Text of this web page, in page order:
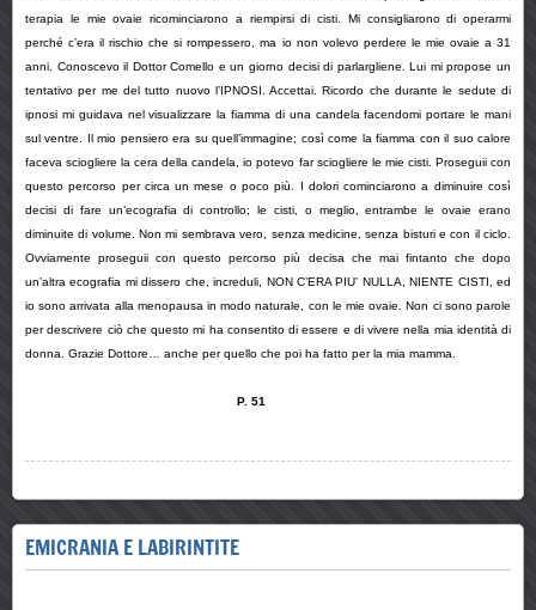
terapia le mie ovaie ricominciarono a riempirsi di cisti. Mi consigliarono di operarmi
perché c’era il rischio che si rompessero, ma io non volevo perdere le mie ovaie a 31
anni. Conoscevo il Dottor Comello e un giorno decisi di parlargliene. Lui mi propose un
tentativo per me del tutto nuovo l’IPNOSI. Accettai. Ricordo che durante le sedute di
ipnosi mi guidava nel visualizzare la fiamma di una candela facendomi portare le mani
sul ventre. Il mio pensiero era su quell’immagine; così come la fiamma con il suo calore
faceva sciogliere la cera della candela, io potevo far sciogliere le mie cisti. Proseguii con
questo percorso per circa un mese o poco più. I dolori cominciarono a diminuire così
decisi di fare un’ecografia di controllo; le cisti, o meglio, entrambe le ovaie erano
diminuite di volume. Non mi sembrava vero, senza medicine, senza bisturi e con il ciclo.
Ovviamente proseguii con questo percorso più decisa che mai fintanto che dopo
un’altra ecografia mi dissero che, increduli, NON C’ERA PIU’ NULLA, NIENTE CISTI, ed
io sono arrivata alla menopausa in modo naturale, con le mie ovaie. Non ci sono parole
per descrivere ciò che questo mi ha consentito di essere e di vivere nella mia identità di
donna. Grazie Dottore… anche per quello che poi ha fatto per la mia mamma.
P. 51
EMICRANIA E LABIRINTITE